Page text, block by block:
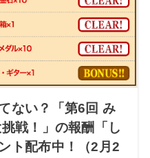
ない？「第6回 み
戦！」の報酬「し
ト配布中！（2月2